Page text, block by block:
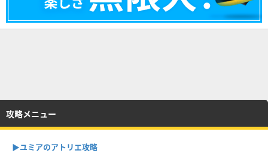
攻略メニュー
▶︎ユミアのアトリエ攻略